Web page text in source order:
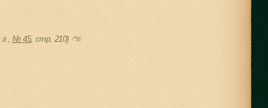
г.,№ 45, cтр. 210)